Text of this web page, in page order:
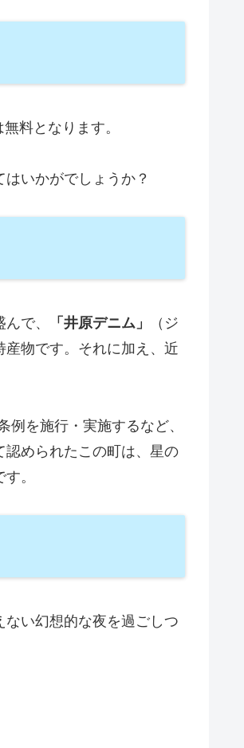
料となります。
いかがでしょうか？
で、 「井原デニム」
（ジ
物です。それに加え、近
を施行・実施するなど、
められたこの町は、星の
。
ない幻想的な夜を過ごしつ